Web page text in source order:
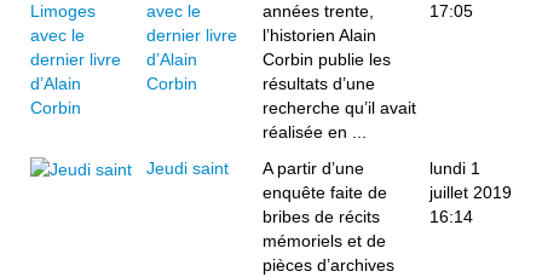
avec le
dernier livre
d’Alain
Corbin
années trente,
l’historien Alain
Corbin publie les
résultats d’une
recherche qu’il avait
réalisée en ...
17:05
Jeudi saint
A partir d’une
enquête faite de
bribes de récits
mémoriels et de
pièces d’archives
lundi 1
juillet 2019
16:14